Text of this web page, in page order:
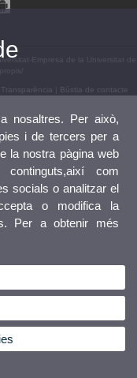
Empresa de la Universitat de
Transparència Bústia de contacte
nosaltres. Per això,
i de tercers per a
la nostra pàgina web
com
socials o analitzar el
o modifica la
Per a obtenir més